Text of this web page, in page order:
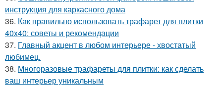
инструкция для каркасного дома
36. Как правильно использовать трафарет для плитки
40x40: советы и рекомендации
37. Главный акцент в любом интерьере - хвостатый
любимец.
38. Многоразовые трафареты для плитки: как сделать
ваш интерьер уникальным